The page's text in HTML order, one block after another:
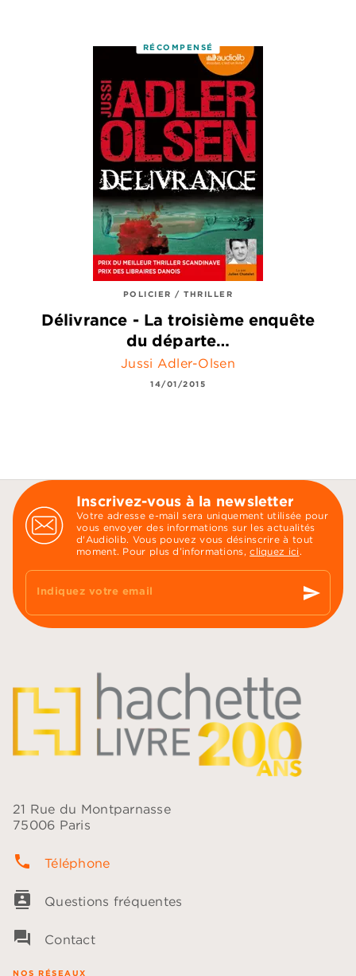
RÉCOMPENSÉ
POLICIER / THRILLER
Délivrance - La troisième enquête
du départe…
Jussi Adler-Olsen
14/01/2015
Inscrivez-vous à la newsletter
Votre adresse e-mail sera uniquement utilisée pour
vous envoyer des informations sur les actualités
d'Audiolib. Vous pouvez vous désinscrire à tout
moment. Pour plus d’informations,cliquez ici .
Indiquez votre email send
21 Rue du Montparnasse
75006 Paris
phone Téléphone
contacts Questions fréquentes
question_answer Contact
NOS RÉSEAUX